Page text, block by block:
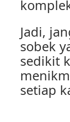
Jadi,
sobek
sedikit
setiap